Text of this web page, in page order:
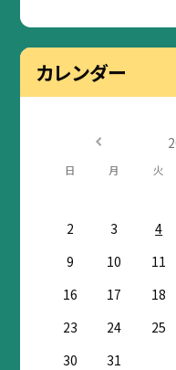
カレンダー
日 月 火
2
3 4
9
10 11
16
17 18
23
24 25
30
31